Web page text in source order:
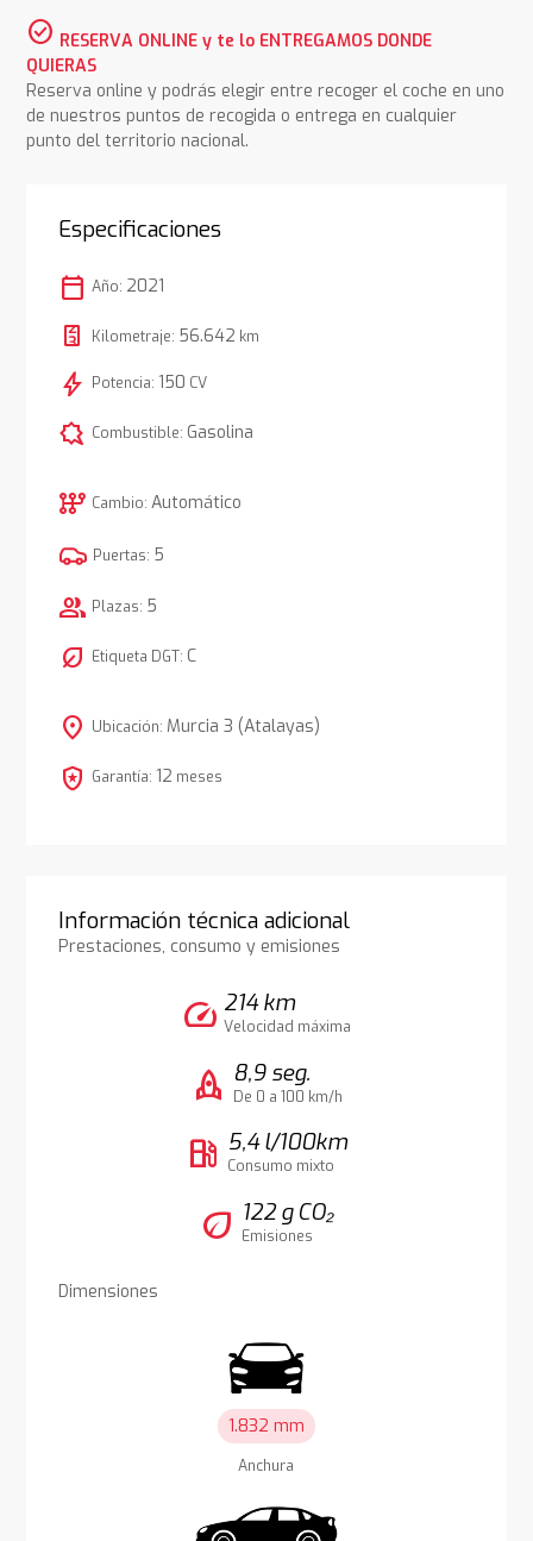
check_circle RESERVA ONLINE y te lo ENTREGAMOS DONDE
QUIERAS
Reserva online y podrás elegir entre recoger el coche en uno
de nuestros puntos de recogida o entrega en cualquier
punto del territorio nacional.
Especificaciones
calendar_today Año: 2021
Kilometraje: 56.642 km
bolt Potencia: 150 CV
comic_bubble Combustible: Gasolina
auto_transmission Cambio: Automático
Puertas: 5
group Plazas: 5
nest_eco_leaf Etiqueta DGT: C
location_on Ubicación: Murcia 3 (Atalayas)
local_police Garantía: 12 meses
Información técnica adicional
Prestaciones, consumo y emisiones
speed 214 km
Velocidad máxima
rocket 8,9 seg.
De 0 a 100 km/h
local_gas_station 5,4 l/100km
Consumo mixto
eco 122 g CO₂
Emisiones
Dimensiones
1.832 mm
Anchura